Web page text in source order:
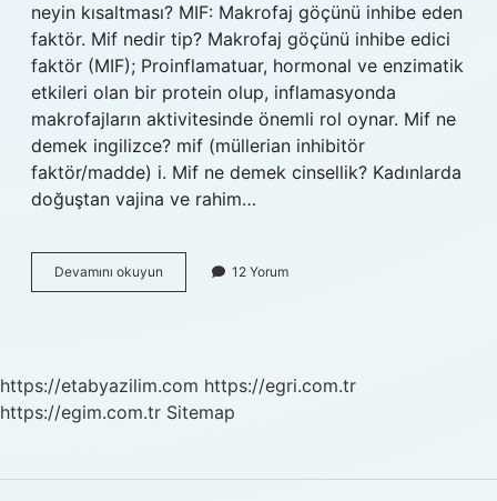
neyin kısaltması? MIF: Makrofaj göçünü inhibe eden
faktör. Mif nedir tip? Makrofaj göçünü inhibe edici
faktör (MIF); Proinflamatuar, hormonal ve enzimatik
etkileri olan bir protein olup, inflamasyonda
makrofajların aktivitesinde önemli rol oynar. Mif ne
demek ingilizce? mif (müllerian inhibitör
faktör/madde) i. Mif ne demek cinsellik? Kadınlarda
doğuştan vajina ve rahim…
Devamını okuyun
Açılımı
12 Yorum
https://etabyazilim.com https://egri.com.tr
https://egim.com.tr Sitemap